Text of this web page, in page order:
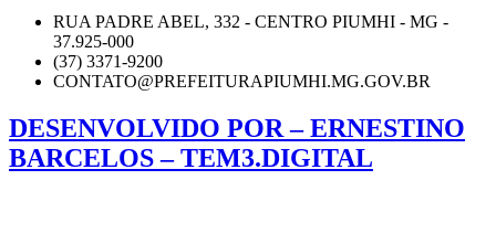
RUA PADRE ABEL, 332 - CENTRO PIUMHI - MG -
37.925-000
(37) 3371-9200
CONTATO@PREFEITURAPIUMHI.MG.GOV.BR
DESENVOLVIDO POR – ERNESTINO
BARCELOS – TEM3.DIGITAL